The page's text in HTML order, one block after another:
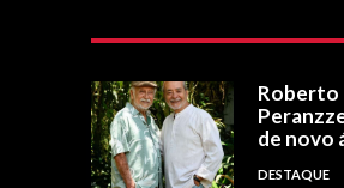
Roberto
de novo
DESTAQUE